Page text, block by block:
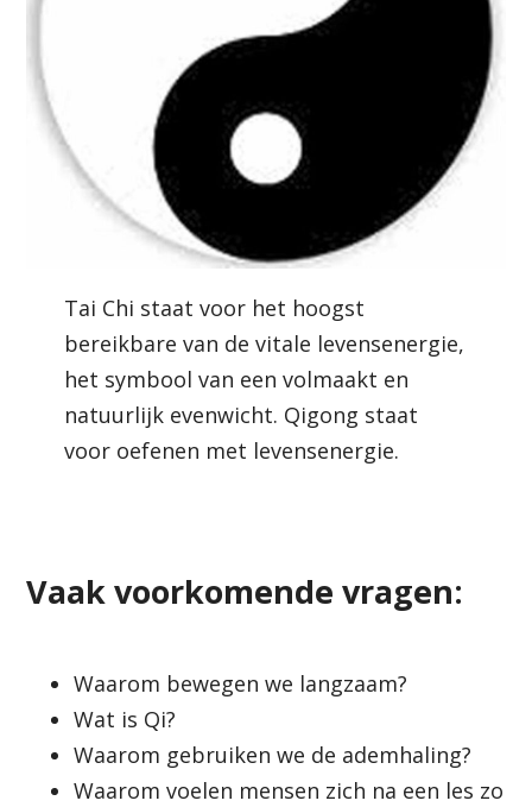
Tai Chi staat voor het hoogst
bereikbare van de vitale levensenergie,
het symbool van een volmaakt en
natuurlijk evenwicht. Qigong staat
voor oefenen met levensenergie.
Vaak voorkomende vragen:
Waarom bewegen we langzaam?
Wat is Qi?
Waarom gebruiken we de ademhaling?
Waarom voelen mensen zich na een les zo